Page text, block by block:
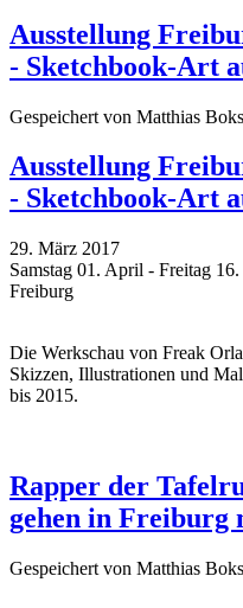
Ausstellung
- Sketchbook-Art
Gespeichert von Matthias
Ausstellung
- Sketchbook-Art
29. März 2017
Samstag 01. April - Freitag
Freiburg
Die Werkschau von Freak
Skizzen, Illustrationen und
bis 2015.
Rapper der
gehen in
Gespeichert von Matthias